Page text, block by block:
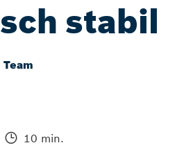
stabil
10 min.